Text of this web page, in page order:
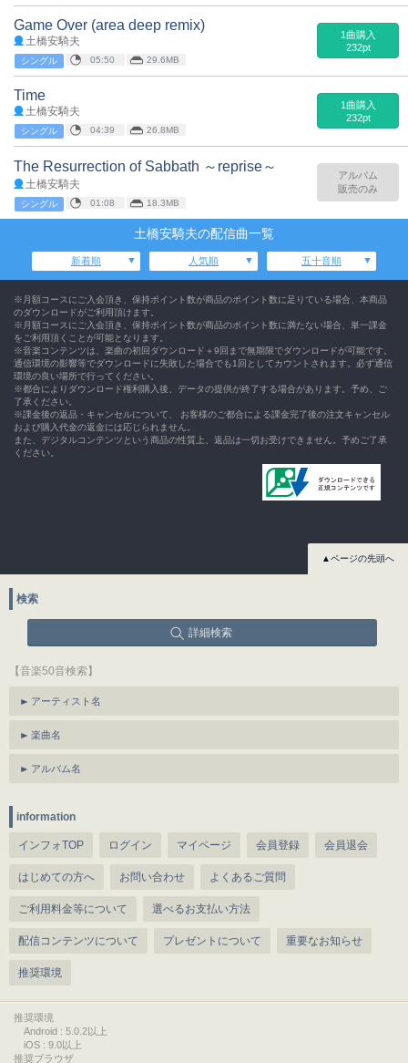
Game Over (area deep remix)
土橋安騎夫
シングル 05:50 29.6MB
1曲購入
232pt
Time
土橋安騎夫
シングル 04:39 26.8MB
1曲購入
232pt
The Resurrection of Sabbath ～reprise～
土橋安騎夫
シングル 01:08 18.3MB
アルバム
販売のみ
土橋安騎夫の配信曲一覧
新着順 人気順 五十音順
※月額コースにご入会頂き、保持ポイント数が商品のポイント数に足りている場合、本商品
のダウンロードがご利用頂けます。
※月額コースにご入会頂き、保持ポイント数が商品のポイント数に満たない場合、単一課金
をご利用頂くことが可能となります。
※音楽コンテンツは、楽曲の初回ダウンロード＋9回まで無期限でダウンロードが可能です。
通信環境の影響等でダウンロードに失敗した場合でも1回としてカウントされます。必ず通信
環境の良い場所で行ってください。
※都合によりダウンロード権利購入後、データの提供が終了する場合があります。予め、ご
了承ください。
※課金後の返品・キャンセルについて、 お客様のご都合による課金完了後の注文キャンセル
および購入代金の返金には応じられません。
また、デジタルコンテンツという商品の性質上、返品は一切お受けできません。予めご了承
ください。
▲ページの先頭へ
検索
詳細検索
【音楽50音検索】
アーティスト名
楽曲名
アルバム名
information
インフォTOP ログイン マイページ 会員登録 会員退会
はじめての方へ お問い合わせ よくあるご質問
ご利用料金等について 選べるお支払い方法
配信コンテンツについて プレゼントについて 重要なお知らせ
推奨環境
推奨環境
Android : 5.0.2以上
iOS : 9.0以上
推奨ブラウザ